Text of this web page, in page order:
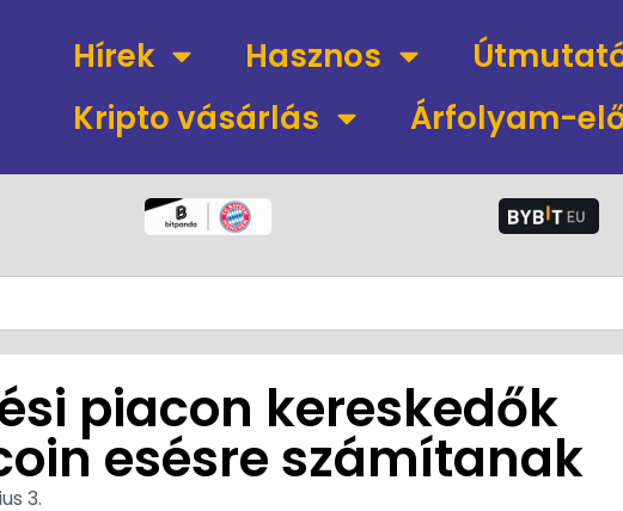
Hírek Hasznos
Kripto vásárlás
Árfolyam-
piacon kereskedők
esésre számítanak
3.